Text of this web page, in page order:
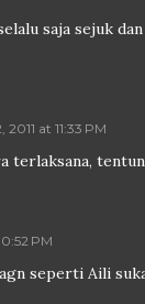
saja sejuk
2011 at 11:33 PM
terlaksana,
PM
seperti Aili